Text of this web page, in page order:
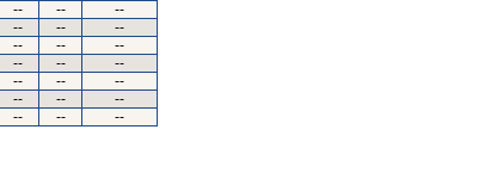
-- --
--
-- --
--
-- --
--
-- --
--
-- --
--
-- --
--
-- -- --